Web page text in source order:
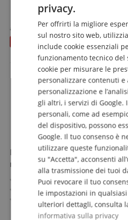
Lunghezza: 5m
Colore: nero
Inclusa fascetta per cavo
10 pezzi nel set
mostra di più
al posto dei singoli 81,90€
Pronomic Stage XFJ-2.5 Cavo
m Nero
Cavo professionale sbilanciato
Connettori: XLR femmina ⇒
Connettori e schermatura di
Lunghezza: 2,5m
mostra di più
privacy.
Per offrirti la migliore
sul nostro sito web,
include cookie essenziali
funzionamento tecnico del
cookie per misurare le
personalizzare contenuti e
personalizzazione e
gli altri, i servizi di Google.
personali, come ad
del dispositivo, possono
Google. Il tuo consenso è
utilizzare queste
su "Accetta", acconsenti
alla trasmissione dei tuoi
Puoi revocare il tuo
le impostazioni in
ulteriori dettagli, consulta
informativa sulla privacy